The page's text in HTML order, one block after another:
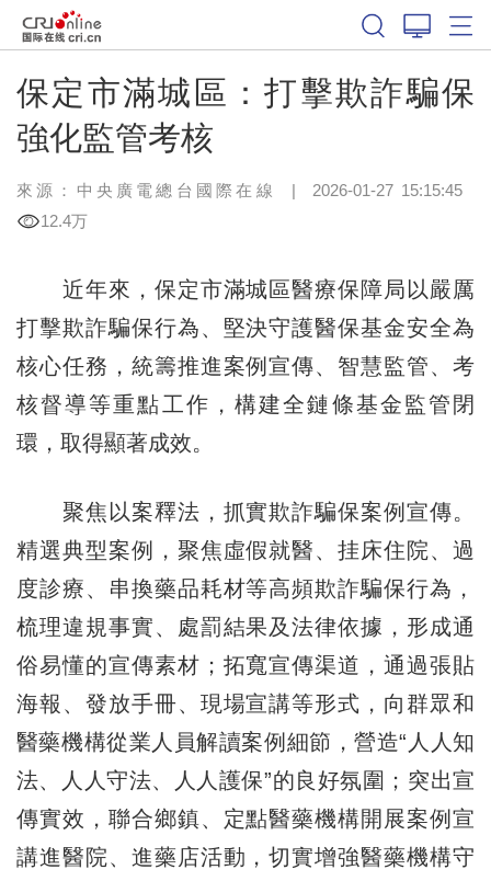
保定市滿城區：打擊欺詐騙保
強化監管考核
來源：中央廣電總台國際在線 | 2026-01-27 15:15:45
12.4万
近年來，保定市滿城區醫療保障局以嚴厲
打擊欺詐騙保行為、堅決守護醫保基金安全為
核心任務，統籌推進案例宣傳、智慧監管、考
核督導等重點工作，構建全鏈條基金監管閉
環，取得顯著成效。
聚焦以案釋法，抓實欺詐騙保案例宣傳。
精選典型案例，聚焦虛假就醫、挂床住院、過
度診療、串換藥品耗材等高頻欺詐騙保行為，
梳理違規事實、處罰結果及法律依據，形成通
俗易懂的宣傳素材；拓寬宣傳渠道，通過張貼
海報、發放手冊、現場宣講等形式，向群眾和
醫藥機構從業人員解讀案例細節，營造“人人知
法、人人守法、人人護保”的良好氛圍；突出宣
傳實效，聯合鄉鎮、定點醫藥機構開展案例宣
講進醫院、進藥店活動，切實增強醫藥機構守